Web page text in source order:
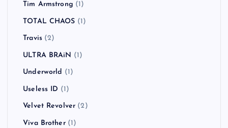
Tim Armstrong (1)
TOTAL CHAOS (1)
Travis(2)
ULTRA BRAiN (1)
Underworld (1)
Useless ID (1)
Velvet Revolver (2)
Viva Brother(1)